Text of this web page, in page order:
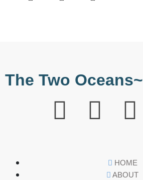
The Two Oceans~
HOME
ABOUT